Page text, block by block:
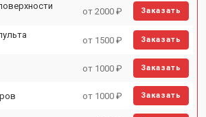
от 2000 ₽ Заказать
от 1500 ₽ Заказать
от 1000 ₽ Заказать
от 1000 ₽ Заказать